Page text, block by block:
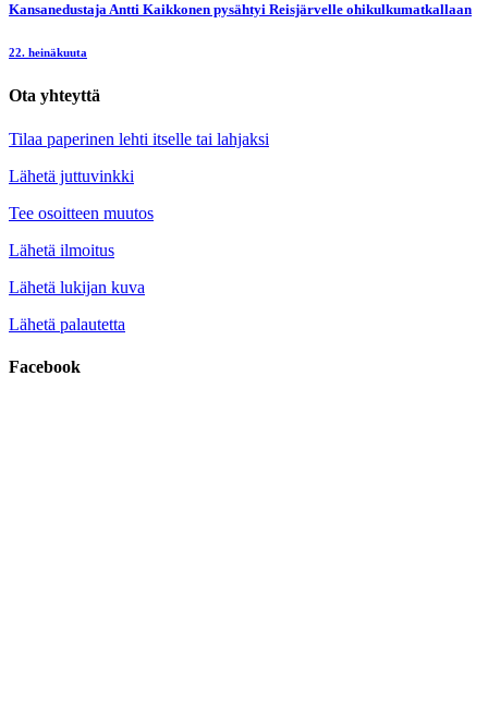
Kansanedustaja Antti Kaikkonen pysähtyi Reisjärvelle ohikulkumatkallaan
22. heinäkuuta
Ota yhteyttä
Tilaa paperinen lehti itselle tai lahjaksi
Lähetä juttuvinkki
Tee osoitteen muutos
Lähetä ilmoitus
Lähetä lukijan kuva
Lähetä palautetta
Facebook